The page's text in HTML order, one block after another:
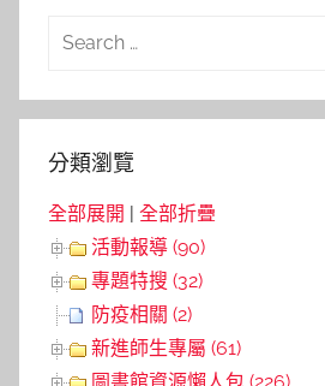
Search
分類瀏覽
全部展開 | 全部折疊
活動報導 (90)
專題特搜 (32)
防疫相關 (2)
新進師生專屬 (61)
圖書館資源懶人包 (226)